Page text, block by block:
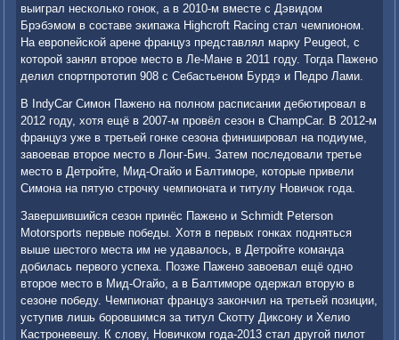
выиграл несколько гонок, а в 2010-м вместе с Дэвидом
Брэбэмом в составе экипажа Highcroft Racing стал чемпионом.
На европейской арене француз представлял марку Peugeot, с
которой занял второе место в Ле-Мане в 2011 году. Тогда Пажено
делил спортпрототип 908 с Себастьеном Бурдэ и Педро Лами.
В IndyCar Симон Пажено на полном расписании дебютировал в
2012 году, хотя ещё в 2007-м провёл сезон в ChampCar. В 2012-м
француз уже в третьей гонке сезона финишировал на подиуме,
завоевав второе место в Лонг-Бич. Затем последовали третье
место в Детройте, Мид-Огайо и Балтиморе, которые привели
Симона на пятую строчку чемпионата и титулу Новичок года.
Завершившийся сезон принёс Пажено и Schmidt Peterson
Motorsports первые победы. Хотя в первых гонках подняться
выше шестого места им не удавалось, в Детройте команда
добилась первого успеха. Позже Пажено завоевал ещё одно
второе место в Мид-Огайо, а в Балтиморе одержал вторую в
сезоне победу. Чемпионат француз закончил на третьей позиции,
уступив лишь боровшимся за титул Скотту Диксону и Хелио
Кастроневешу. К слову, Новичком года-2013 стал другой пилот